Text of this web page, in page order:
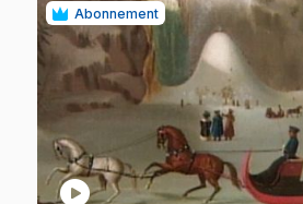
Abonnement
play_circle